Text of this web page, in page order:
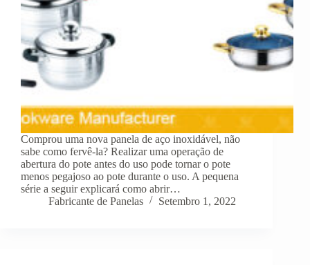
Comprou uma nova panela de aço inoxidável, não
sabe como fervê-la? Realizar uma operação de
abertura do pote antes do uso pode tornar o pote
menos pegajoso ao pote durante o uso. A pequena
série a seguir explicará como abrir…
Fabricante de Panelas
Setembro 1, 2022